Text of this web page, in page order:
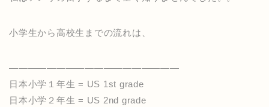
小学生から高校生までの流れは、
——————————————————
日本小学１年生 = US 1st grade
日本小学２年生 = US 2nd grade